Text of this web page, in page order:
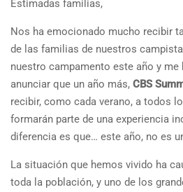
Estimadas familias,
Nos ha emocionado mucho recibir
de las familias de nuestros
nuestro campamento este año y
anunciar que un año más, CBS
recibir, como cada verano, a todos
formarán parte de una experiencia
diferencia es que… este año, no es
La situación que hemos vivido ha
toda la población, y uno de los